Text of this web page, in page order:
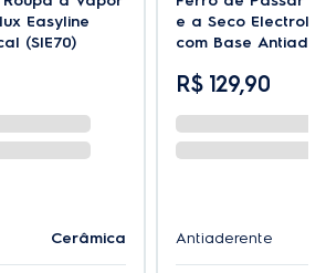
até mesmo as rugas e vincos mais
os amassados mais resistentes.
com 250ml:
Easyline
(SIE70)
Cerâmica
e a Seco
com Base
R$ 129,90
Antiaderente